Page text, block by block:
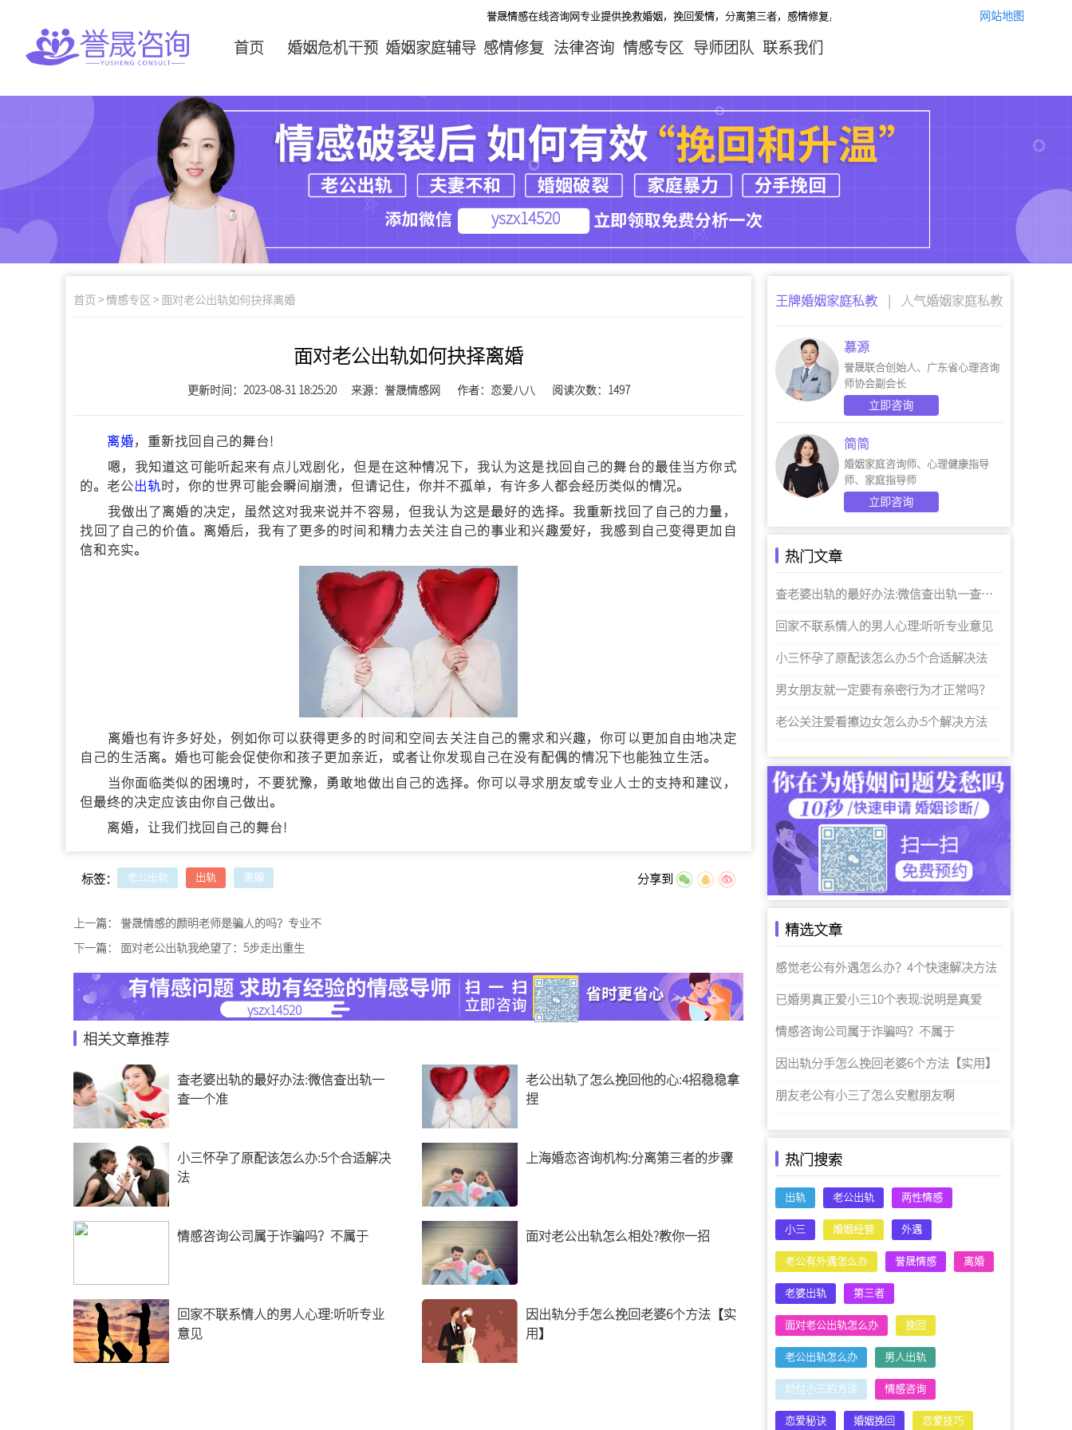
誉晟情感在线咨询网专业提供挽救婚姻，挽回爱情，分离第三者，感情修复，让你们的婚姻感情重回幸福！情感咨询微信：
网站地图
首页 婚姻危机干预 婚姻家庭辅导 感情修复 法律咨询 情感专区 导师团队 联系我们
yszx14520
首页 >情感专区 > 面对老公出轨如何抉择离婚
面对老公出轨如何抉择离婚
更新时间：2023-08-31 18:25:20 来源：誉晟情感网 作者： 恋爱八八 阅读次数：1497
离婚，重新找回自己的舞台!
嗯，我知道这可能听起来有点儿戏剧化，但是在这种情况下，我认为这是找回自己的舞台的最佳当方你式
的。老公出轨时，你的世界可能会瞬间崩溃，但请记住，你并不孤单，有许多人都会经历类似的情况。
我做出了离婚的决定，虽然这对我来说并不容易，但我认为这是最好的选择。我重新找回了自己的力量，
找回了自己的价值。离婚后，我有了更多的时间和精力去关注自己的事业和兴趣爱好，我感到自己变得更加自
信和充实。
离婚也有许多好处，例如你可以获得更多的时间和空间去关注自己的需求和兴趣，你可以更加自由地决定
自己的生活离。婚也可能会促使你和孩子更加亲近，或者让你发现自己在没有配偶的情况下也能独立生活。
当你面临类似的困境时，不要犹豫，勇敢地做出自己的选择。你可以寻求朋友或专业人士的支持和建议，
但最终的决定应该由你自己做出。
离婚，让我们找回自己的舞台!
王牌婚姻家庭私教 人气婚姻家庭私教
慕源
誉晟联合创始人、广东省心理咨询
师协会副会长
立即咨询
简简
婚姻家庭咨询师、心理健康指导
师、家庭指导师
立即咨询
热门文章
查老婆出轨的最好办法:微信查出轨一查一个准
回家不联系情人的男人心理:听听专业意见
小三怀孕了原配该怎么办:5个合适解决法
男女朋友就一定要有亲密行为才正常吗？
老公关注爱看擦边女怎么办:5个解决方法
精选文章
感觉老公有外遇怎么办？4个快速解决方法
已婚男真正爱小三10个表现:说明是真爱
情感咨询公司属于诈骗吗？不属于
因出轨分手怎么挽回老婆6个方法【实用】
朋友老公有小三了怎么安慰朋友啊
热门搜索
出轨 老公出轨 两性情感
小三 婚姻经营 外遇
老公有外遇怎么办 誉晟情感 离婚
老婆出轨 第三者
面对老公出轨怎么办 挽回
老公出轨怎么办 男人出轨
对付小三的方法 情感咨询
恋爱秘诀 婚姻挽回 恋爱技巧
标签： 老公出轨 出轨 离婚 分享到
上一篇： 誉晟情感的颜明老师是骗人的吗？专业不
下一篇： 面对老公出轨我绝望了：5步走出重生
yszx14520
相关文章推荐
查老婆出轨的最好办法:微信查出轨一
查一个准
老公出轨了怎么挽回他的心:4招稳稳拿
捏
小三怀孕了原配该怎么办:5个合适解决
法
上海婚恋咨询机构:分离第三者的步骤
情感咨询公司属于诈骗吗？不属于 面对老公出轨怎么相处?教你一招
回家不联系情人的男人心理:听听专业
意见
因出轨分手怎么挽回老婆6个方法【实
用】